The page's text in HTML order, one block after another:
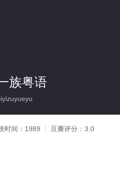
族粤语
时间： 1989 豆瓣评分： 3.0